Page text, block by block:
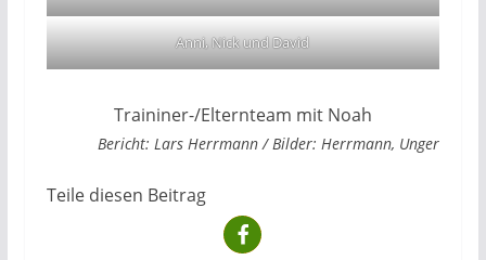
Anni, Nick und David
Traininer-/Elternteam mit Noah
Bericht: Lars Herrmann / Bilder: Herrmann, Unger
Teile diesen Beitrag